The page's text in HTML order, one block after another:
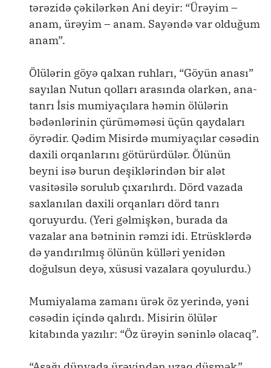
tərəzidə çəkilərkən Ani deyir: “Ürəyim –
anam, ürəyim – anam. Sayəndə var olduğum
anam”.
Ölülərin göyə qalxan ruhları, “Göyün anası”
sayılan Nutun qolları arasında olarkən, ana-
tanrı İsis mumiyaçılara həmin ölülərin
bədənlərinin çürüməməsi üçün qaydaları
öyrədir. Qədim Misirdə mumiyaçılar cəsədin
daxili orqanlarını götürürdülər. Ölünün
beyni isə burun deşiklərindən bir alət
vasitəsilə sorulub çıxarılırdı. Dörd vazada
saxlanılan daxili orqanları dörd tanrı
qoruyurdu. (Yeri gəlmişkən, burada da
vazalar ana bətninin rəmzi idi. Etrüsklərdə
də yandırılmış ölünün külləri yenidən
doğulsun deyə, xüsusi vazalara qoyulurdu.)
Mumiyalama zamanı ürək öz yerində, yəni
cəsədin içində qalırdı. Misirin ölülər
kitabında yazılır: “Öz ürəyin səninlə olacaq”.